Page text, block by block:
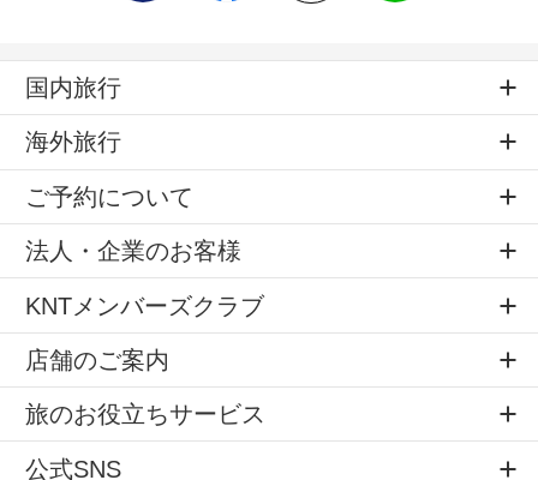
国内旅行
海外旅行
ご予約について
法人・企業のお客様
KNTメンバーズクラブ
店舗のご案内
旅のお役立ちサービス
公式SNS